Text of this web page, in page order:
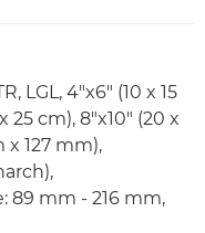
LGL, 4"x6" (10 x 15
25 cm), 8"x10" (20 x
x 127 mm),
89 mm - 216 mm,